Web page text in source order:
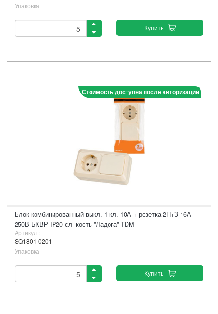
Упаковка
Купить
Стоимость доступна после авторизации
Блок комбинированный выкл. 1-кл. 10А + розетка 2П+З 16А
250В БКВР IP20 сл. кость "Ладога" TDM
Артикул :
SQ1801-0201
Упаковка
Купить